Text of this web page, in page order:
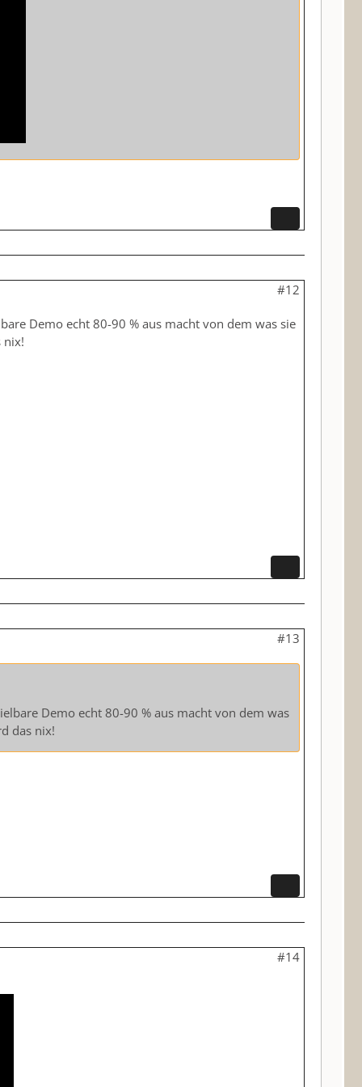
#12
Demo echt 80-90 % aus macht von dem was sie
nix!
#13
Demo echt 80-90 % aus macht von dem was
das nix!
#14